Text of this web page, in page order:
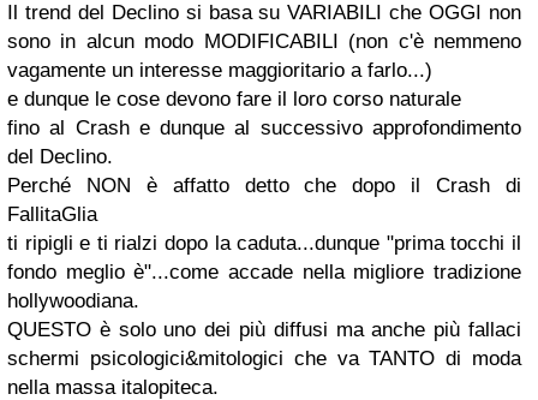
Il trend del Declino si basa su VARIABILI che OGGI non
sono in alcun modo MODIFICABILI (non c'è nemmeno
vagamente un interesse maggioritario a farlo...)
e dunque le cose devono fare il loro corso naturale
fino al Crash e dunque al successivo approfondimento
del Declino.
Perché NON è affatto detto che dopo il Crash di
FallitaGlia
ti ripigli e ti rialzi dopo la caduta...dunque "prima tocchi il
fondo meglio è"...come accade nella migliore tradizione
hollywoodiana.
QUESTO è solo uno dei più diffusi ma anche più fallaci
schermi psicologici&mitologici che va TANTO di moda
nella massa italopiteca.